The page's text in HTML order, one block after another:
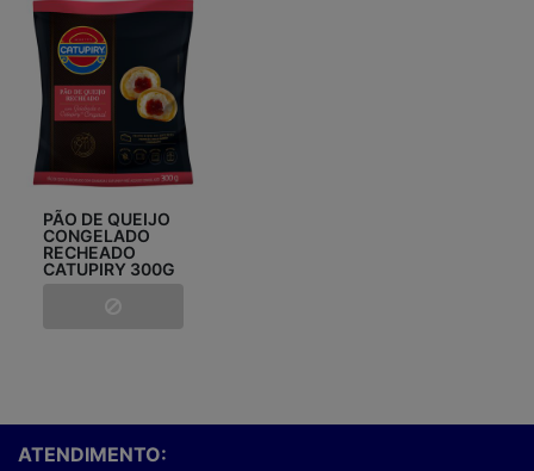
PÃO DE QUEIJO
CONGELADO
RECHEADO
CATUPIRY 300G
ATENDIMENTO: